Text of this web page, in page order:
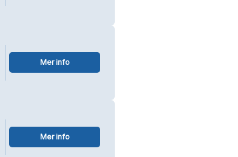
Mer info
Mer info